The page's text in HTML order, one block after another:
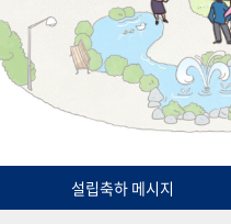
50+1 주년 기념
성과 50선 숫자로 보는 50년
세계와 함께 한 KIHASA
VR 역사관
설립축하 메시지